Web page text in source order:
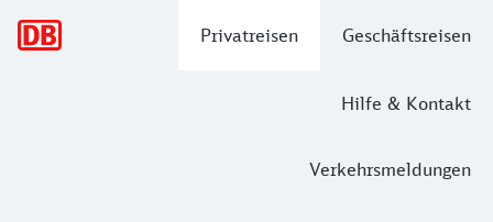
Privatreisen Geschäftsreisen
Hilfe & Kontakt
Verkehrsmeldungen